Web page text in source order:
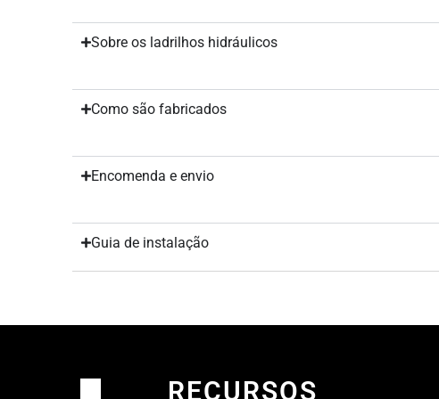
Sobre os ladrilhos hidráulicos
Como são fabricados
Encomenda e envio
Guia de instalação
RECURSOS